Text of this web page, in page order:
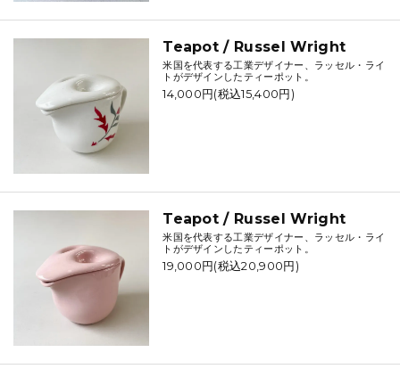
Teapot / Russel Wright
米国を代表する工業デザイナー、ラッセル・ライ
トがデザインしたティーポット。
14,000円(税込15,400円)
Teapot / Russel Wright
米国を代表する工業デザイナー、ラッセル・ライ
トがデザインしたティーポット。
19,000円(税込20,900円)